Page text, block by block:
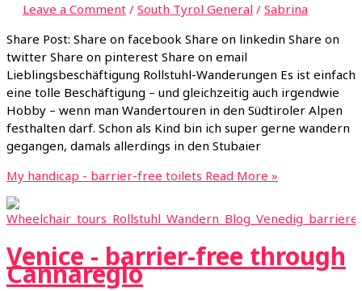
Leave a Comment / South Tyrol General / Sabrina
Share Post: Share on facebook Share on linkedin Share on
twitter Share on pinterest Share on email
Lieblingsbeschäftigung Rollstuhl-Wanderungen Es ist einfach
eine tolle Beschäftigung – und gleichzeitig auch irgendwie
Hobby – wenn man Wandertouren in den Südtiroler Alpen
festhalten darf. Schon als Kind bin ich super gerne wandern
gegangen, damals allerdings in den Stubaier
My handicap - barrier-free toilets Read More »
Venice - barrier-free through
Cannaregio